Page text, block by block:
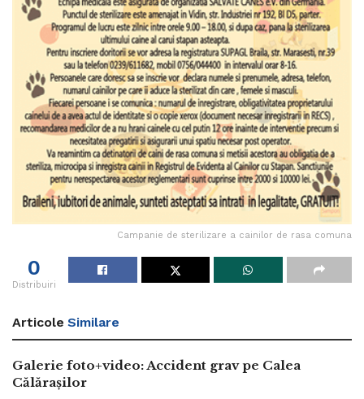
Campanie de sterilizare a cainilor de rasa comuna
0
Distribuiri
Articole Similare
Galerie foto+video: Accident grav pe Calea
Călărașilor